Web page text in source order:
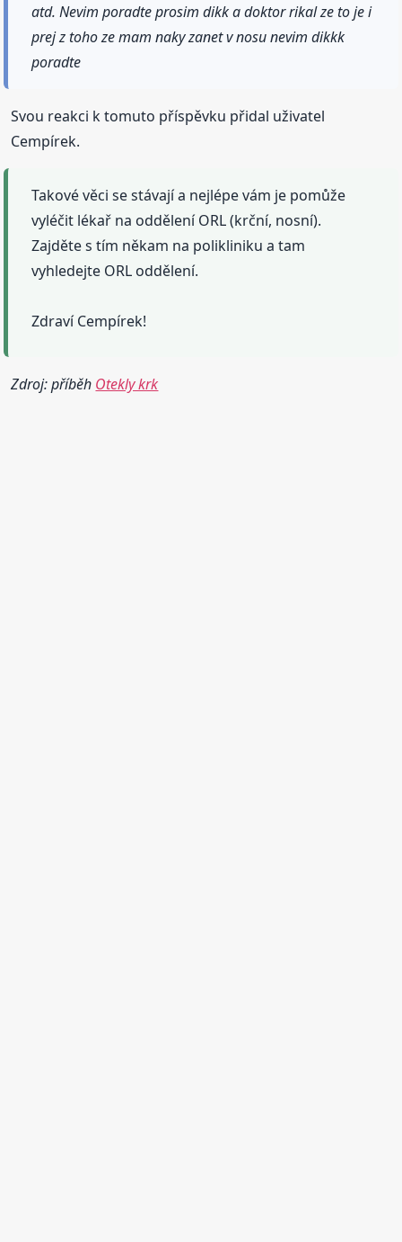
atd. Nevim poradte prosim dikk a doktor rikal ze to je i
prej z toho ze mam naky zanet v nosu nevim dikkk
poradte
Svou reakci k tomuto příspěvku přidal uživatel
Cempírek.
Takové věci se stávají a nejlépe vám je pomůže
vyléčit lékař na oddělení ORL (krční, nosní).
Zajděte s tím někam na polikliniku a tam
vyhledejte ORL oddělení.
Zdraví Cempírek!
Zdroj: příběh Otekly krk